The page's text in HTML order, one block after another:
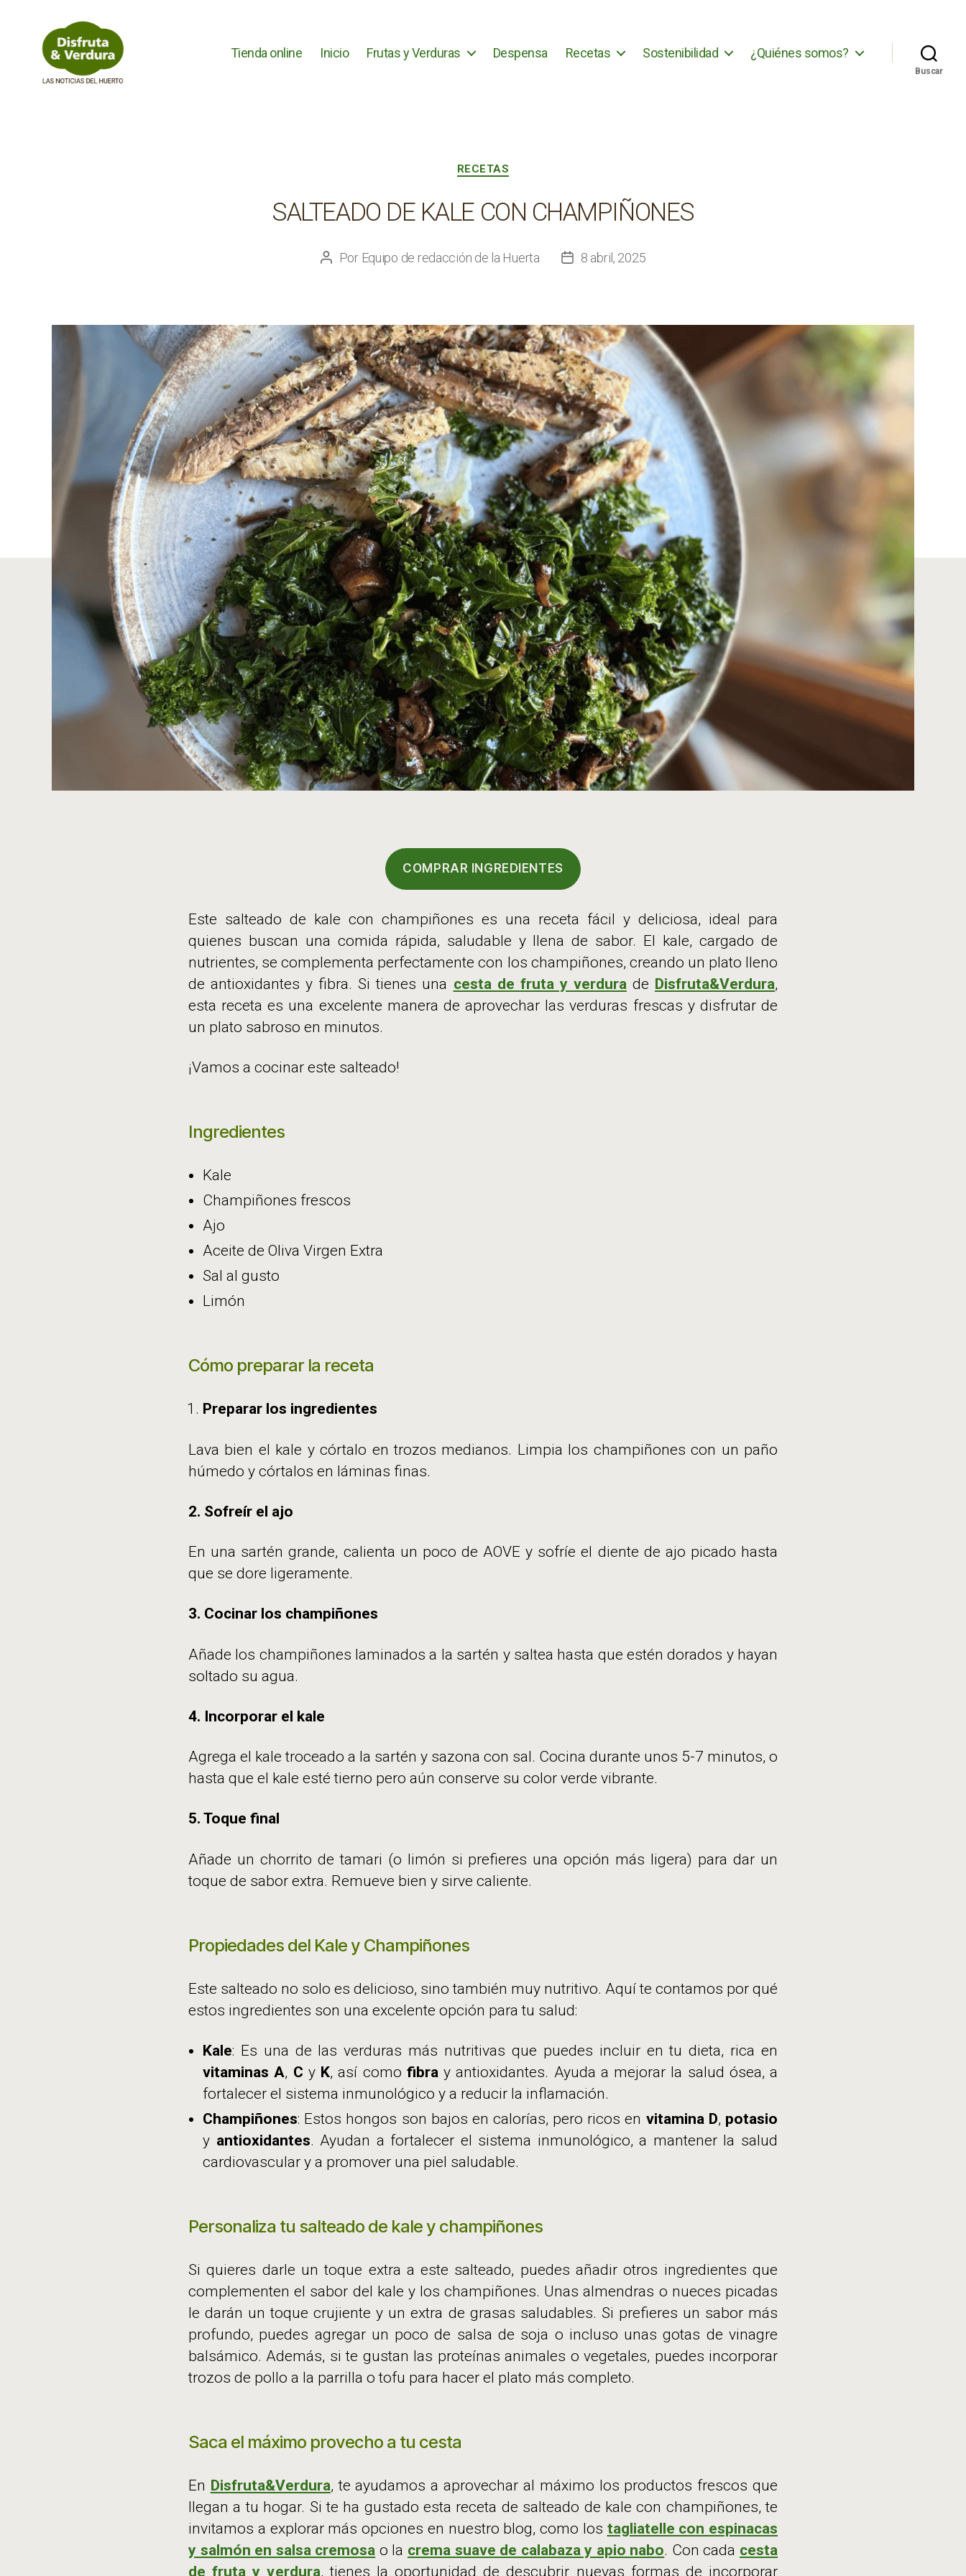
Tienda online Inicio Frutas y Verduras Despensa Recetas Sostenibilidad ¿Quiénes somos?
Buscar
Categorías
RECETAS
SALTEADO DE KALE CON CHAMPIÑONES
Autor
Por Equipo de redacción de la Huerta
Fecha
8 abril, 2025
COMPRAR INGREDIENTES
Este salteado de kale con champiñones es una receta fácil y deliciosa, ideal para
quienes buscan una comida rápida, saludable y llena de sabor. El kale, cargado de
nutrientes, se complementa perfectamente con los champiñones, creando un plato lleno
de antioxidantes y fibra. Si tienes una cesta de fruta y verdurade Disfruta&Verdura,
esta receta es una excelente manera de aprovechar las verduras frescas y disfrutar de
un plato sabroso en minutos.
¡Vamos a cocinar este salteado!
Ingredientes
Kale
Champiñones frescos
Ajo
Aceite de Oliva Virgen Extra
Sal al gusto
Limón
Cómo preparar la receta
Preparar los ingredientes
Lava bien el kale y córtalo en trozos medianos. Limpia los champiñones con un paño
húmedo y córtalos en láminas finas.
2. Sofreír el ajo
En una sartén grande, calienta un poco de AOVE y sofríe el diente de ajo picado hasta
que se dore ligeramente.
3. Cocinar los champiñones
Añade los champiñones laminados a la sartén y saltea hasta que estén dorados y hayan
soltado su agua.
4. Incorporar el kale
Agrega el kale troceado a la sartén y sazona con sal. Cocina durante unos 5-7 minutos, o
hasta que el kale esté tierno pero aún conserve su color verde vibrante.
5. Toque final
Añade un chorrito de tamari (o limón si prefieres una opción más ligera) para dar un
toque de sabor extra. Remueve bien y sirve caliente.
Propiedades del Kale y Champiñones
Este salteado no solo es delicioso, sino también muy nutritivo. Aquí te contamos por qué
estos ingredientes son una excelente opción para tu salud:
Kale: Es una de las verduras más nutritivas que puedes incluir en tu dieta, rica en
vitaminas A, C y K, así como fibray antioxidantes. Ayuda a mejorar la salud ósea, a
fortalecer el sistema inmunológico y a reducir la inflamación.
Champiñones: Estos hongos son bajos en calorías, pero ricos en vitamina D, potasio
y antioxidantes. Ayudan a fortalecer el sistema inmunológico, a mantener la salud
cardiovascular y a promover una piel saludable.
Personaliza tu salteado de kale y champiñones
Si quieres darle un toque extra a este salteado, puedes añadir otros ingredientes que
complementen el sabor del kale y los champiñones. Unas almendras o nueces picadas
le darán un toque crujiente y un extra de grasas saludables. Si prefieres un sabor más
profundo, puedes agregar un poco de salsa de soja o incluso unas gotas de vinagre
balsámico. Además, si te gustan las proteínas animales o vegetales, puedes incorporar
trozos de pollo a la parrilla o tofu para hacer el plato más completo.
Saca el máximo provecho a tu cesta
En Disfruta&Verdura, te ayudamos a aprovechar al máximo los productos frescos que
llegan a tu hogar. Si te ha gustado esta receta de salteado de kale con champiñones, te
invitamos a explorar más opciones en nuestro blog, como los tagliatelle con espinacas
y salmón en salsa cremosa o la crema suave de calabaza y apio nabo. Con cada cesta
de fruta y verdura, tienes la oportunidad de descubrir nuevas formas de incorporar